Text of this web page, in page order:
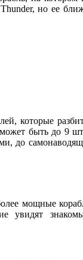
но ее
которые
может быть до 9
до
мощные
увидят